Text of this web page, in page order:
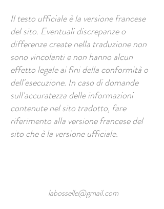
Il testo ufficiale è la versione francese
del sito. Eventuali discrepanze o
differenze create nella traduzione non
sono vincolanti e non hanno alcun
effetto legale ai fini della conformità o
dell'esecuzione. In caso di domande
sull'accuratezza delle informazioni
contenute nel sito tradotto, fare
riferimento alla versione francese del
sito che è la versione ufficiale.
labosselle@gmail.com